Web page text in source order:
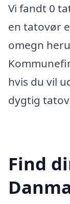
Vi fandt 0
en tatovør
omegn
hvis du vil
dygtig
Find